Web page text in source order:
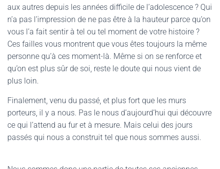
aux autres depuis les années difficile de l’adolescence ? Qui
n’a pas l’impression de ne pas être à la hauteur parce qu’on
vous l’a fait sentir à tel ou tel moment de votre histoire ?
Ces failles vous montrent que vous êtes toujours la même
personne qu’à ces moment-là. Même si on se renforce et
qu’on est plus sûr de soi, reste le doute qui nous vient de
plus loin.
Finalement, venu du passé, et plus fort que les murs
porteurs, il y a nous. Pas le nous d’aujourd’hui qui découvre
ce qui l’attend au fur et à mesure. Mais celui des jours
passés qui nous a construit tel que nous sommes aussi.